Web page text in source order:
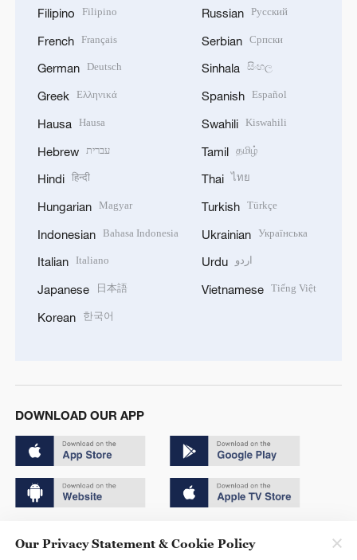
Filipino Filipino
French Français
German Deutsch
Greek Ελληνικά
Hausa Hausa
Hebrew עברית
Hindi हिन्दी
Hungarian Magyar
Indonesian Bahasa Indonesia
Italian Italiano
Japanese 日本語
Korean 한국어
Russian Русский
Serbian Српски
Sinhala සිංහල
Spanish Español
Swahili Kiswahili
Tamil தமிழ்
Thai ไทย
Turkish Türkçe
Ukrainian Українська
Urdu اردو
Vietnamese Tiếng Việt
DOWNLOAD OUR APP
Our Privacy Statement & Cookie Policy